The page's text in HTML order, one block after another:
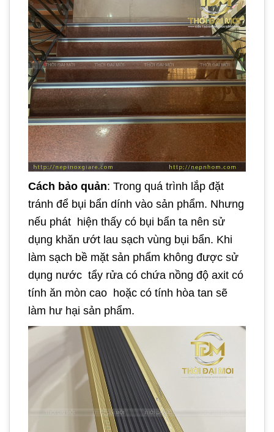
Cách bảo quản: Trong quá trình lắp đặt
tránh để bụi bẩn dính vào sản phẩm. Nhưng
nếu phát hiện thấy có bụi bẩn ta nên sử
dụng khăn ướt lau sạch vùng bụi bẩn. Khi
làm sạch bề mặt sản phẩm không được sử
dụng nước tẩy rửa có chứa nồng độ axit có
tính ăn mòn cao hoặc có tính hòa tan sẽ
làm hư hại sản phẩm.